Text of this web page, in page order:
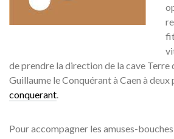
de prendre la direction de la cave Terre
Guillaume le Conquérant à Caen à deux
conquerant.
Pour accompagner les amuses-